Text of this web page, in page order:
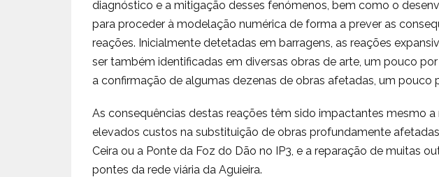
diagnóstico e a mitigação desses fenómenos, bem como o
para proceder à modelação numérica de forma a prever as
reações. Inicialmente detetadas em barragens, as reações
ser também identificadas em diversas obras de arte, um pouco
a confirmação de algumas dezenas de obras afetadas, um pouco
As consequências destas reações têm sido impactantes mesmo
elevados custos na substituição de obras profundamente
Ceira ou a Ponte da Foz do Dão no IP3, e a reparação de muitas
pontes da rede viária da Aguieira.